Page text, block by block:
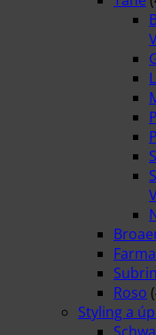
Roso
Styling a